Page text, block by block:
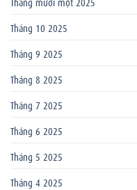
Tháng 10 2025
Tháng 9 2025
Tháng 8 2025
Tháng 7 2025
Tháng 6 2025
Tháng 5 2025
Tháng 4 2025